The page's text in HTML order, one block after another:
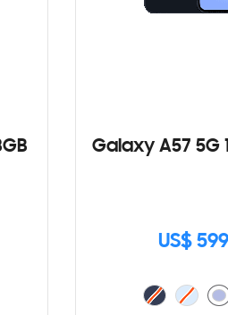
Galaxy A57 5G
US$